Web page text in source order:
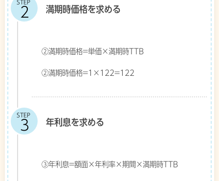
STEP
満期時価格を求める
②満期時価格=単価×満期時TTB
②満期時価格=1×122=122
STEP
年利息を求める
③年利息=額面×年利率×期間×満期時TTB